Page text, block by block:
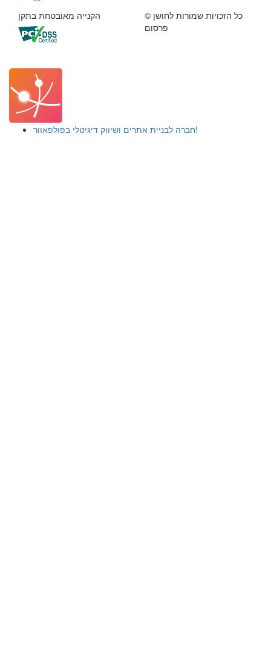
© כל הזכויות שמורות לחושן
פרסום
הקנייה מאובטחת בתקן
חברה לבניית אתרים ושיווק דיגיטלי בפולפאוור!